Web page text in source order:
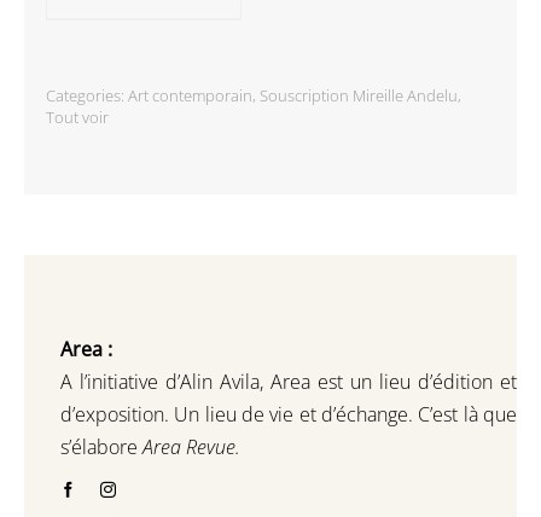
Categories: Art contemporain, Souscription Mireille Andelu,
Tout voir
Area :
A l’initiative d’Alin Avila, Area est un lieu d’édition et
d’exposition. Un lieu de vie et d’échange. C’est là que
s’élaboreArea Revue.